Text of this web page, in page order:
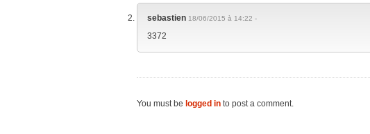
sebastien 18/06/2015 à 14:22 -
3372
You must be logged in to post a comment.